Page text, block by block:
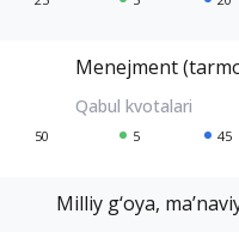
Menejment
50 5 45
Milliy g‘oya,